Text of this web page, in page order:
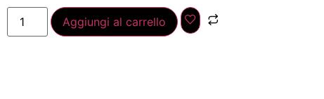
Aggiungi al carrello